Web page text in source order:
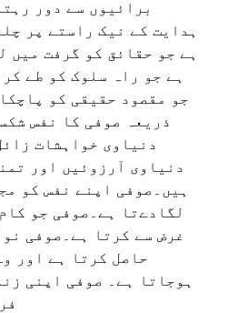
برائیوں سے دور
ہدایت کے نیک راستے پر
ہے جو حقائق کو گرفت میں
ہے جو راہ سلوک کو طے
جو مقصود حقیقی کو
ذریعہ صوفی کا نفس
دنیاوی خواہشات
دنیاوی آرزوئیں اور
ہیں۔صوفی اپنے نفس کو
لگادےتا ہے۔صوفی جو
غرض سے کرتا ہے۔صوفی
حاصل کرتا ہے اور
ہوجاتا ہے۔ صوفی اپنی